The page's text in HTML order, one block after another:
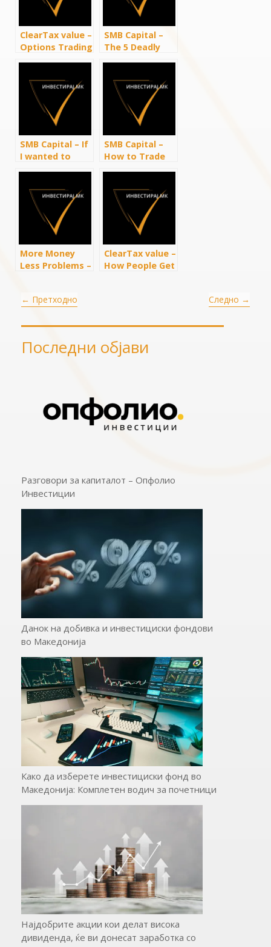
ClearTax value –
Options Trading
with Examples
SMB Capital –
The 5 Deadly
(which you may
be making
without
knowing)
SMB Capital – If
I wanted to
options, this is
exactly what I’d
SMB Capital –
How to Trade
keys to
Uncommon
Profits)
More Money
Less Problems –
Why Doesn’t
Them?
ClearTax value –
How People Get
← Претходно Следно →
Последни објави
Разговори за капиталот – Опфолио
Инвестиции
Данок на добивка и инвестициски фондови
во Македонија
Како да изберете инвестициски фонд во
Македонија: Комплетен водич за почетници
Најдобрите акции кои делат висока
дивиденда, ќе ви донесат заработка со